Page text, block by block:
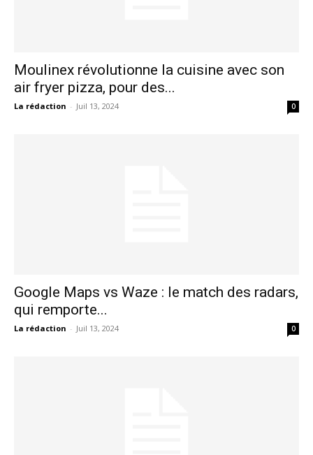
Moulinex révolutionne la cuisine avec son
air fryer pizza, pour des...
La rédaction - Juil 13, 2024 0
Google Maps vs Waze : le match des radars,
qui remporte...
La rédaction - Juil 13, 2024 0